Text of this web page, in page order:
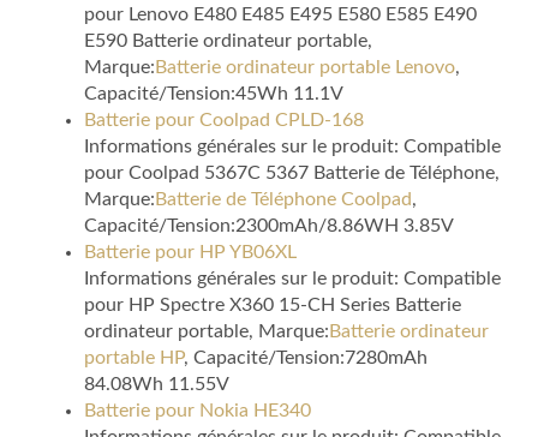
pour Lenovo E480 E485 E495 E580 E585 E490
E590 Batterie ordinateur portable,
Marque: Batterie ordinateur portable Lenovo,
Capacité/Tension:45Wh 11.1V
Batterie pour Coolpad CPLD-168
Informations générales sur le produit: Compatible
pour Coolpad 5367C 5367 Batterie de Téléphone,
Marque: Batterie de Téléphone Coolpad,
Capacité/Tension:2300mAh/8.86WH 3.85V
Batterie pour HP YB06XL
Informations générales sur le produit: Compatible
pour HP Spectre X360 15-CH Series Batterie
ordinateur portable, Marque: Batterie ordinateur
portable HP, Capacité/Tension:7280mAh
84.08Wh 11.55V
Batterie pour Nokia HE340